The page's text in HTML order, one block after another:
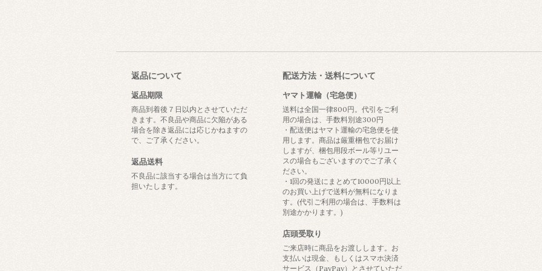
返品について
返品期限
商品到着後７日以内とさせていただ
きます。不良品や商品に欠陥がある
場合を除き返品には応じかねますの
で、ご了承ください。
返品送料
不良品に該当する場合は当方にて負
担いたします。
配送方法・送料について
ヤマト運輸（宅急便）
送料は全国一律800円。代引をご利
用の場合は、手数料別途300円
・配送便はヤマト運輸の宅急便を使
用します。商品は厳重梱包でお届け
しますが、梱包用段ボール等リユー
スの場合もございますのでご了承く
ださい。
・1回の発送にまとめて10000円以上
のお買い上げで送料が無料になりま
す。(代引ご利用の場合は、手数料は
別途かかります。)
店頭受取り
ご来店時に商品をお渡しします。お
支払いは現金、もしくはスマホ決済
サービス（PayPay）とさせていただ